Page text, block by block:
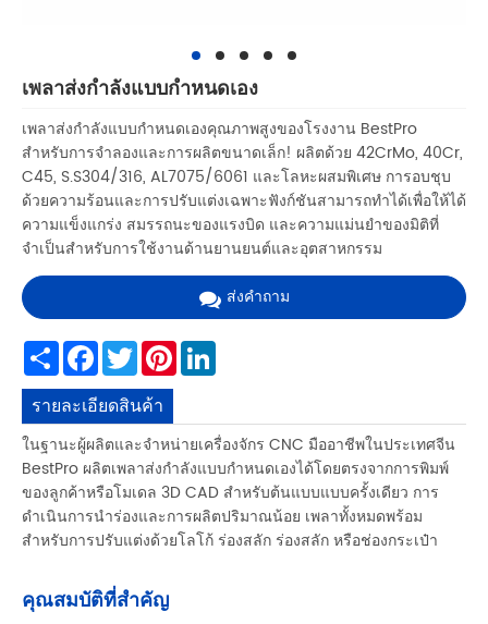
เพลาส่งกำลังแบบกำหนดเอง
เพลาส่งกำลังแบบกำหนดเองคุณภาพสูงของโรงงาน BestPro
สำหรับการจำลองและการผลิตขนาดเล็ก! ผลิตด้วย 42CrMo, 40Cr,
C45, S.S304/316, AL7075/6061 และโลหะผสมพิเศษ การอบชุบ
ด้วยความร้อนและการปรับแต่งเฉพาะฟังก์ชันสามารถทำได้เพื่อให้ได้
ความแข็งแกร่ง สมรรถนะของแรงบิด และความแม่นยำของมิติที่
จำเป็นสำหรับการใช้งานด้านยานยนต์และอุตสาหกรรม
ส่งคำถาม
ShareFacebook
TwitterPinterest
รายละเอียดสินค้า
ในฐานะผู้ผลิตและจำหน่ายเครื่องจักร CNC มืออาชีพในประเทศจีน
BestPro ผลิตเพลาส่งกำลังแบบกำหนดเองได้โดยตรงจากการพิมพ์
ของลูกค้าหรือโมเดล 3D CAD สำหรับต้นแบบแบบครั้งเดียว การ
ดำเนินการนำร่องและการผลิตปริมาณน้อย เพลาทั้งหมดพร้อม
สำหรับการปรับแต่งด้วยโลโก้ ร่องสลัก ร่องสลัก หรือช่องกระเป๋า
คุณสมบัติที่สำคัญ